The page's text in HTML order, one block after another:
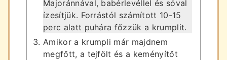
Majoránnával, babérlevéllel és sóval
ízesítjük. Forrástól számított 10-15
perc alatt puhára főzzük a krumplit.
Amikor a krumpli már majdnem
megfőtt, a tejfölt és a keményítőt